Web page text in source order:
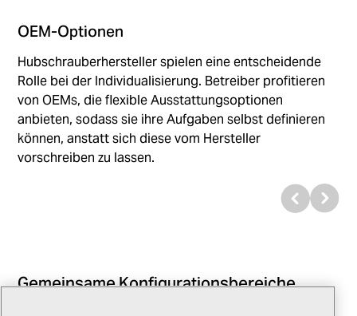
OEM-Optionen
Hubschrauberhersteller spielen eine entscheidende
Rolle bei der Individualisierung. Betreiber profitieren
von OEMs, die flexible Ausstattungsoptionen
anbieten, sodass sie ihre Aufgaben selbst definieren
können, anstatt sich diese vom Hersteller
vorschreiben zu lassen.
Gemeinsame Konfigurationsbereiche